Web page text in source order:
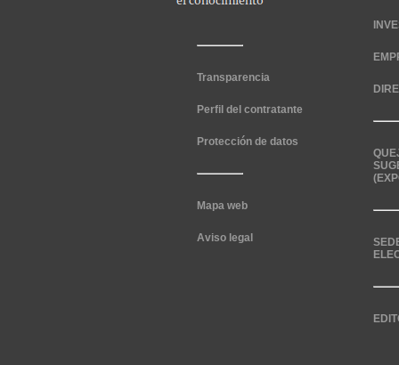
Transparencia
Perfil del contratante
Protección de datos
Mapa web
Aviso legal